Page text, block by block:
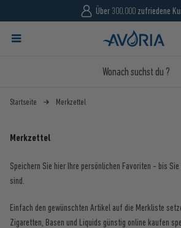
Über 300.000 zufriedene
Startseite Merkzettel
Merkzettel
Speichern Sie hier Ihre persönlichen Favoriten - bis
sind.
Einfach den gewünschten Artikel auf die Merkliste
Zigaretten, Basen und Liquids günstig online kaufen